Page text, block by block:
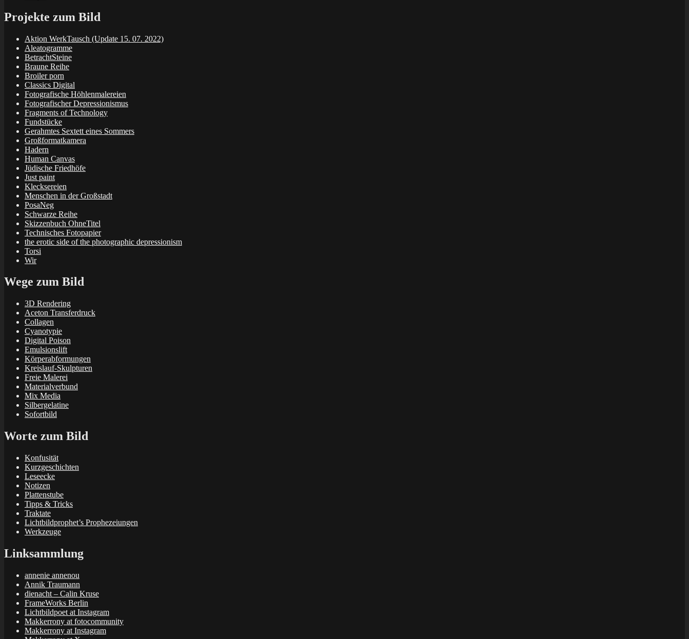
Projekte zum Bild
Aktion WerkTausch (Update 15. 07. 2022)
Aleatogramme
BetrachtSteine
Braune Reihe
Broiler porn
Classics Digital
Fotografische Höhlenmalereien
Fotografischer Depressionismus
Fragments of Technology
Fundstücke
Gerahmtes Sextett eines Sommers
Großformatkamera
Hadern
Human Canvas
Jüdische Friedhöfe
Just paint
Klecksereien
Menschen in der Großstadt
PosaNeg
Schwarze Reihe
Skizzenbuch OhneTitel
Technisches Fotopapier
the erotic side of the photographic depressionism
Torsi
Wir
Wege zum Bild
3D Rendering
Aceton Transferdruck
Collagen
Cyanotypie
Digital Poison
Emulsionslift
Körperabformungen
Kreislauf-Skulpturen
Freie Malerei
Materialverbund
Mix Media
Silbergelatine
Sofortbild
Worte zum Bild
Konfusität
Kurzgeschichten
Leseecke
Notizen
Plattenstube
Tipps & Tricks
Traktate
Lichtbildprophet’s Prophezeiungen
Werkzeuge
Linksammlung
annenie annenou
Annik Traumann
dienacht – Calin Kruse
FrameWorks Berlin
Lichtbildpoet at Instagram
Makkerrony at fotocommunity
Makkerrony at Instagram